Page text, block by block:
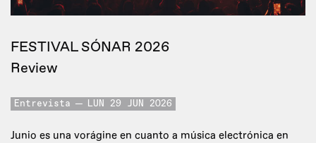
FESTIVAL SÓNAR 2026
Review
Entrevista LUN 29 JUN 2026
Junio es una vorágine en cuanto a música electrónica en